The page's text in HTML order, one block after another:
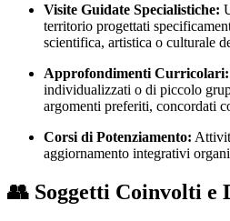
Visite Guidate Specialistiche:
territorio progettati
scientifica, artistica o culturale
Approfondimenti Curricolari:
individualizzati o di piccolo
argomenti preferiti, concordati
Corsi di Potenziamento:
aggiornamento integrativi
👥 Soggetti Coinvolti e